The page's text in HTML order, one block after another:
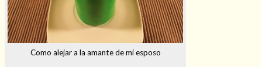
Como alejar a la amante de mi esposo